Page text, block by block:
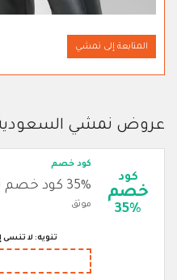
المتابعة إلى نمشي
عروض نمشي
كود
خصم
35%
كود خصم
35% كود خصم نمشي لعام 2026
موثق
تنويه: لا تنسى